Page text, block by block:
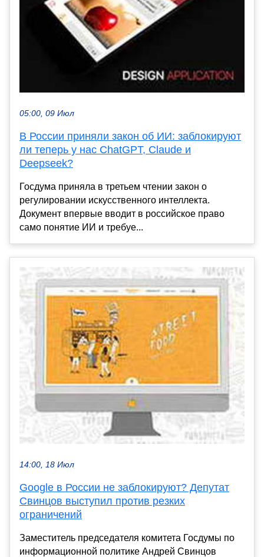
05:00, 09 Июл
В России приняли закон об ИИ: заблокируют
ли теперь у нас ChatGPT, Claude и
Deepseek?
Госдума приняла в третьем чтении закон о
регулировании искусственного интеллекта.
Документ впервые вводит в российское право
само понятие ИИ и требуе...
14:00, 18 Июл
Google в России не заблокируют? Депутат
Свинцов выступил против резких
ограничений
Заместитель председателя комитета Госдумы по
информационной политике Андрей Свинцов